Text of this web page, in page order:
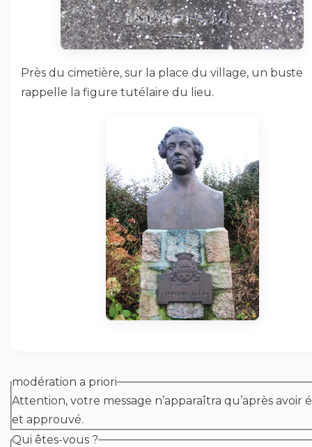
Près du cimetière, sur la place du village, un buste
rappelle la figure tutélaire du lieu.
modération a priori
Attention, votre message n’apparaîtra qu’après avoir
et approuvé.
Qui êtes-vous ?